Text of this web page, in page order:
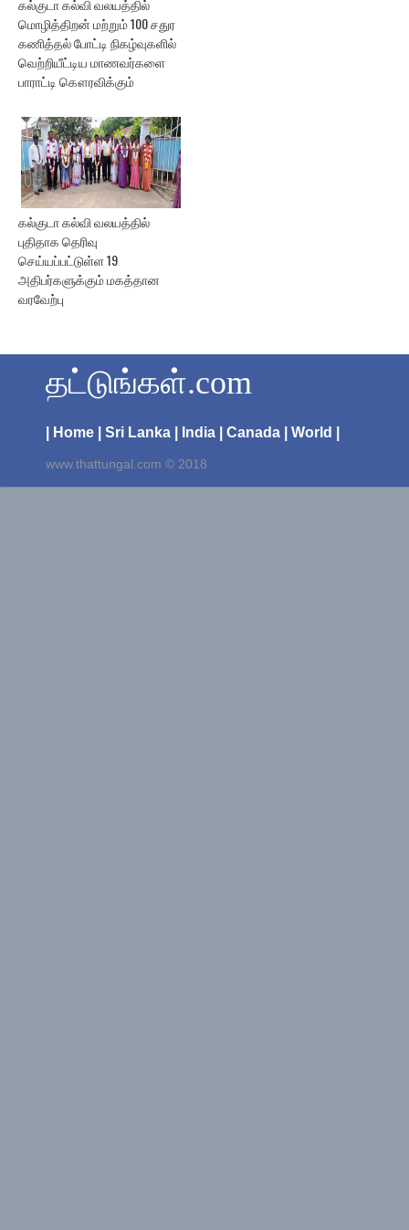
கல்குடா கல்வி வலயத்தில்
மொழித்திறன் மற்றும் 100 சதுர
கணித்தல் போட்டி நிகழ்வுகளில்
வெற்றியீட்டிய மாணவர்களை
பாராட்டி கௌரவிக்கும்
கல்குடா கல்வி வலயத்தில்
புதிதாக தெரிவு
செய்யப்பட்டுள்ள 19
அதிபர்களுக்கும் மகத்தான
வரவேற்பு
தட்டுங்கள்.com
| Home | Sri Lanka | India | Canada | World |
www.thattungal.com © 2018